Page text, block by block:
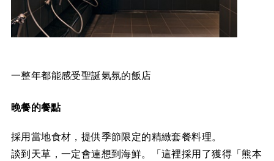
一整年都能感受聖誕氣氛的飯店
晚餐的餐點
採用當地食材，提供季節限定的精緻套餐料理。
談到天草，一定會連想到海鮮。「這裡採用了獲得「熊本